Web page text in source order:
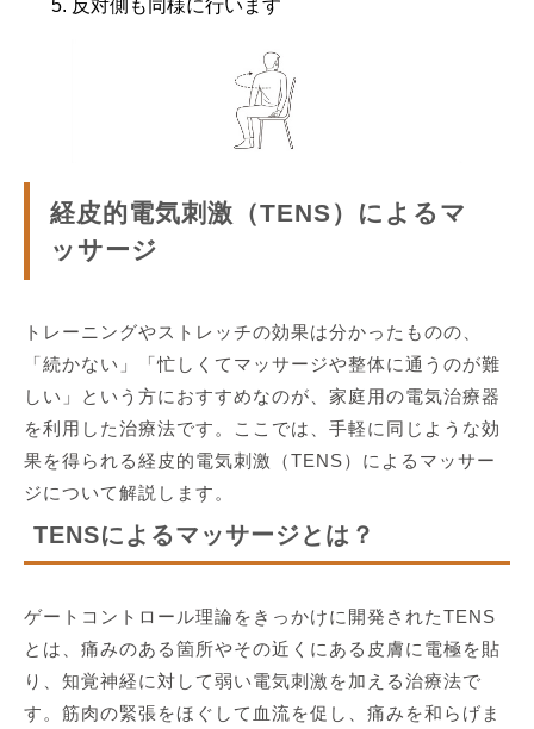
反対側も同様に行います
経皮的電気刺激（TENS）によるマ
ッサージ
トレーニングやストレッチの効果は分かったものの、
「続かない」「忙しくてマッサージや整体に通うのが難
しい」という方におすすめなのが、家庭用の電気治療器
を利用した治療法です。ここでは、手軽に同じような効
果を得られる経皮的電気刺激（TENS）によるマッサー
ジについて解説します。
TENSによるマッサージとは？
ゲートコントロール理論をきっかけに開発されたTENS
とは、痛みのある箇所やその近くにある皮膚に電極を貼
り、知覚神経に対して弱い電気刺激を加える治療法で
す。筋肉の緊張をほぐして血流を促し、痛みを和らげま